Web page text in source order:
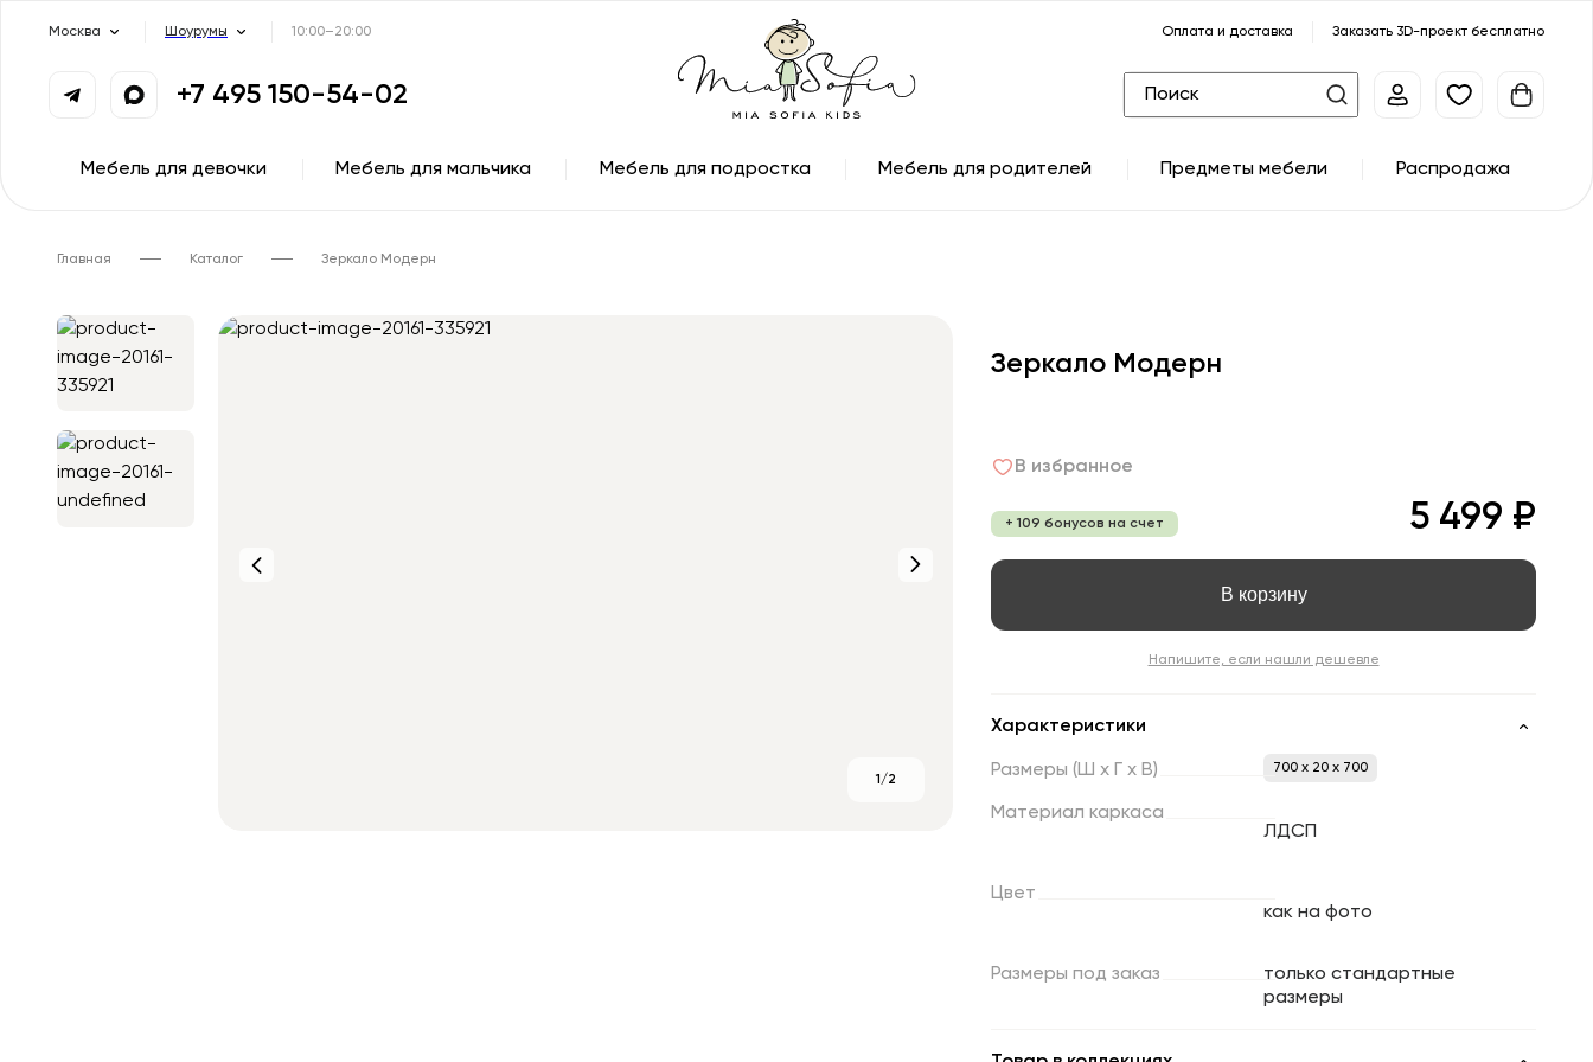
Москва Шоурумы 10:00–20:00 Оплата и доставка Заказать 3D-проект бесплатно
+7 495 150-54-02
Мебель для девочки Мебель для мальчика Мебель для подростка Мебель для родителей Предметы мебели Распродажа
Главная Каталог Зеркало Модерн
1/2
Зеркало Модерн
В избранное
+ 109 бонусов на счет 5 499 ₽
В корзину
Напишите, если нашли дешевле
Характеристики
Размеры (Ш х Г х В) 700 x 20 x 700
Материал каркаса
ЛДСП
Цвет
как на фото
Размеры под заказ
только стандартные
размеры